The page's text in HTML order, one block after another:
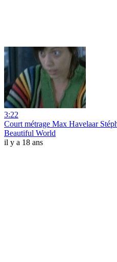
3:22
Court métrage Max Havelaar
Beautiful World
il y a 18 ans